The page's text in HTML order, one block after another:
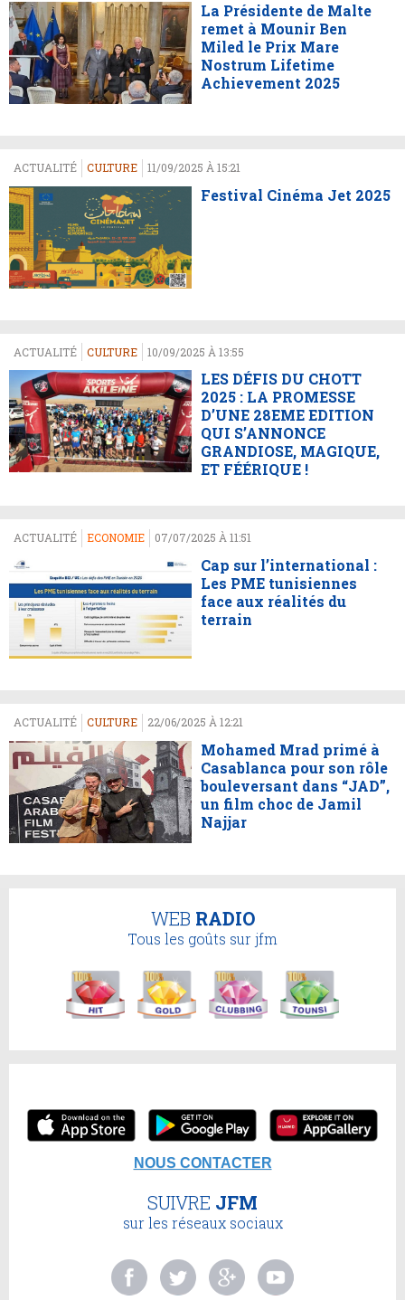
La Présidente de Malte
remet à Mounir Ben
Miled le Prix Mare
Nostrum Lifetime
Achievement 2025
ACTUALITÉ CULTURE 11/09/2025 À 15:21
Festival Cinéma Jet 2025
ACTUALITÉ CULTURE 10/09/2025 À 13:55
LES DÉFIS DU CHOTT
2025 : LA PROMESSE
D’UNE 28EME EDITION
QUI S’ANNONCE
GRANDIOSE, MAGIQUE,
ET FÉÉRIQUE !
ACTUALITÉ ECONOMIE 07/07/2025 À 11:51
Cap sur l’international :
Les PME tunisiennes
face aux réalités du
terrain
ACTUALITÉ CULTURE 22/06/2025 À 12:21
Mohamed Mrad primé à
Casablanca pour son rôle
bouleversant dans “JAD”,
un film choc de Jamil
Najjar
WEB RADIO
Tous les goûts sur jfm
NOUS CONTACTER
SUIVRE JFM
sur les réseaux sociaux